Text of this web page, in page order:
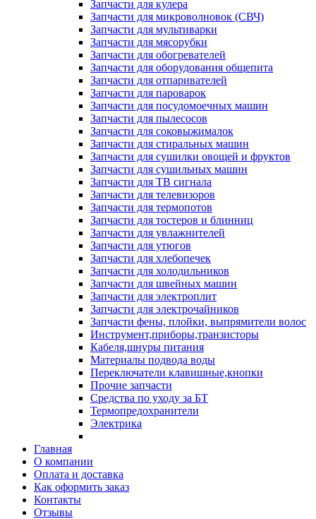
Запчасти для кулера
Запчасти для микроволновок (СВЧ)
Запчасти для мультиварки
Запчасти для мясорубки
Запчасти для обогревателей
Запчасти для оборудования общепита
Запчасти для отпаривателей
Запчасти для пароварок
Запчасти для посудомоечных машин
Запчасти для пылесосов
Запчасти для соковыжималок
Запчасти для стиральных машин
Запчасти для сушилки овощей и фруктов
Запчасти для сушильных машин
Запчасти для ТВ сигнала
Запчасти для телевизоров
Запчасти для термопотов
Запчасти для тостеров и блинниц
Запчасти для увлажнителей
Запчасти для утюгов
Запчасти для хлебопечек
Запчасти для холодильников
Запчасти для швейных машин
Запчасти для электроплит
Запчасти для электрочайников
Запчасти фены, плойки, выпрямители волос
Инструмент,приборы,транзисторы
Кабеля,шнуры питания
Материалы подвода воды
Переключатели клавишные,кнопки
Прочие запчасти
Средства по уходу за БТ
Термопредохранители
Электрика
Главная
О компании
Оплата и доставка
Как оформить заказ
Контакты
Отзывы